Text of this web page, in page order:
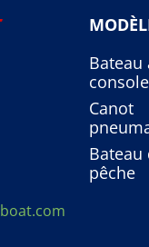
Bateau
console
Canot
Bateau
pêche